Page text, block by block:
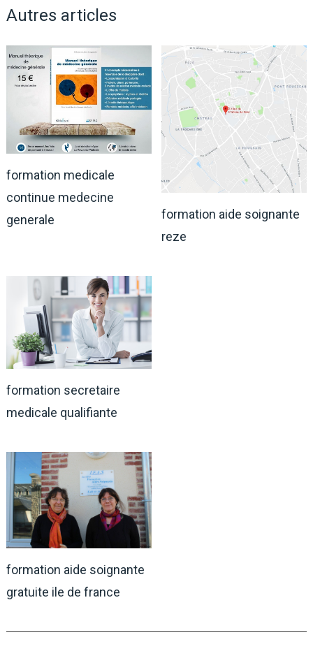
Autres articles
formation medicale
continue medecine
generale
formation aide soignante
reze
formation secretaire
medicale qualifiante
formation aide soignante
gratuite ile de france